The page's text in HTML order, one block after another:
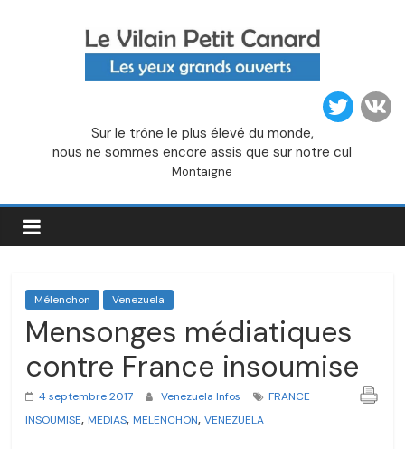
Vilain
Petit
Canard
Sur le trône le plus élevé du monde,
nous ne sommes encore assis que sur notre cul
Montaigne
Mélenchon Venezuela
Mensonges médiatiques
contre France insoumise
4 septembre 2017 Venezuela Infos
FRANCE
INSOUMISE,MEDIAS,MELENCHON,VENEZUELA